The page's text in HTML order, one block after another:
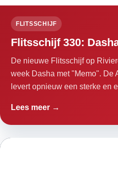
FLITSSCHIJF
Flitsschijf 330:
De nieuwe Flitsschijf op
week Dasha met "Memo". De
levert opnieuw een sterke en
Lees meer →